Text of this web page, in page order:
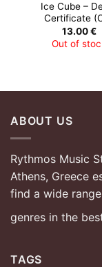
Ice Cube –
Certificate
13.00€
Out of
ABOUT US
Rythmos Music
Athens, Greece
find a wide
genres in the
TAGS